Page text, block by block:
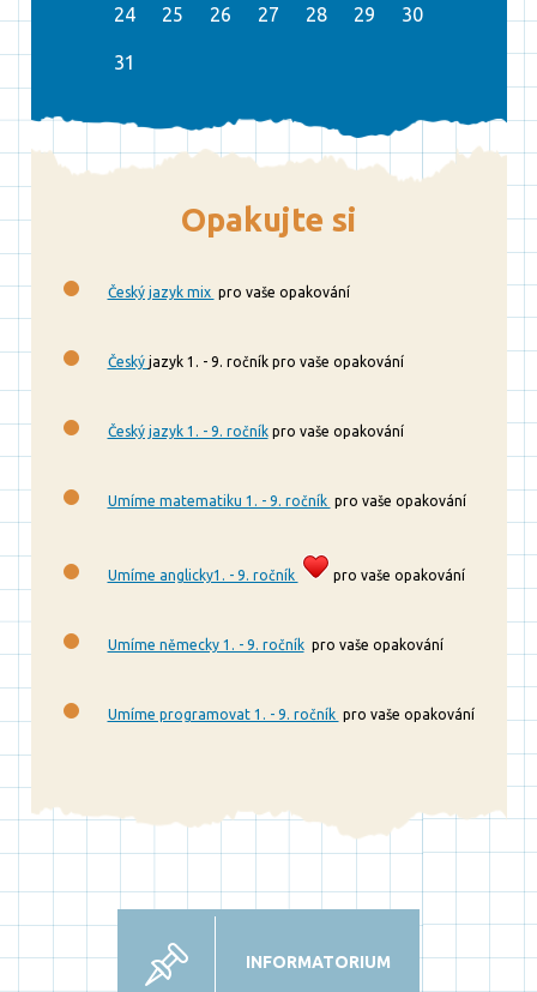
24 25 26 27 28 29 30
31
Opakujte si
Český jazyk mix pro vaše opakování
Český jazyk 1. - 9. ročník pro vaše opakování
Český jazyk 1. - 9. ročníkpro vaše opakování
Umíme matematiku 1. - 9. ročník pro vaše opakování
Umíme anglicky1. - 9. ročník pro vaše opakování
Umíme německy 1. - 9. ročníkpro vaše opakování
Umíme programovat 1. - 9. ročník pro vaše opakování
INFORMATORIUM